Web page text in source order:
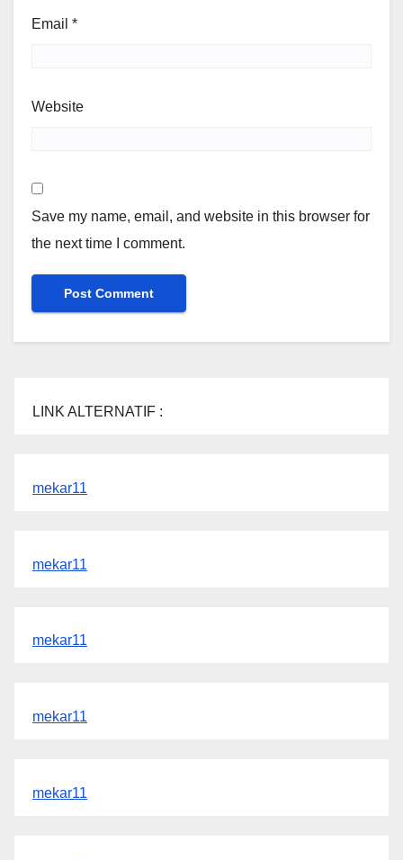
Email *
Website
Save my name, email, and website in this browser for
the next time I comment.
LINK ALTERNATIF :
mekar11
mekar11
mekar11
mekar11
mekar11